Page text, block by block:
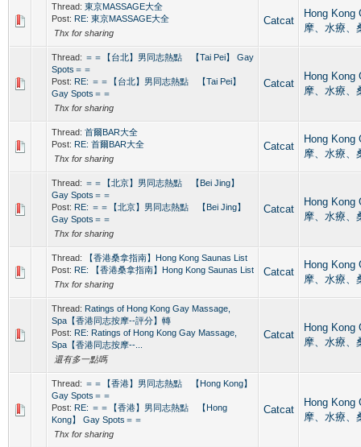
Thread: 東京MASSAGE大全
Post: RE: 東京MASSAGE大全
Thx for sharing
Catcat
Hong Kong
摩、水療、
Thread: ＝＝【台北】男同志熱點 【Tai Pei】 Gay
Spots＝＝
Post: RE: ＝＝【台北】男同志熱點 【Tai Pei】
Gay Spots＝＝
Thx for sharing
Catcat
Hong Kong
摩、水療、
Thread: 首爾BAR大全
Post: RE: 首爾BAR大全
Thx for sharing
Catcat
Hong Kong
摩、水療、
Thread: ＝＝【北京】男同志熱點 【Bei Jing】
Gay Spots＝＝
Post: RE: ＝＝【北京】男同志熱點 【Bei Jing】
Gay Spots＝＝
Thx for sharing
Catcat
Hong Kong
摩、水療、
Thread:
【香港桑拿指南】Hong Kong Saunas List
Post: RE: 【香港桑拿指南】Hong Kong Saunas List
Thx for sharing
Catcat
Hong Kong
摩、水療、
Thread: Ratings of Hong Kong Gay Massage,
Spa【香港同志按摩--評分】轉
Post: RE: Ratings of Hong Kong Gay Massage,
Spa【香港同志按摩--...
還有多一點嗎
Catcat
Hong Kong
摩、水療、
Thread: ＝＝【香港】男同志熱點 【Hong Kong】
Gay Spots＝＝
Post: RE: ＝＝【香港】男同志熱點 【Hong
Kong】 Gay Spots＝＝
Thx for sharing
Catcat
Hong Kong
摩、水療、